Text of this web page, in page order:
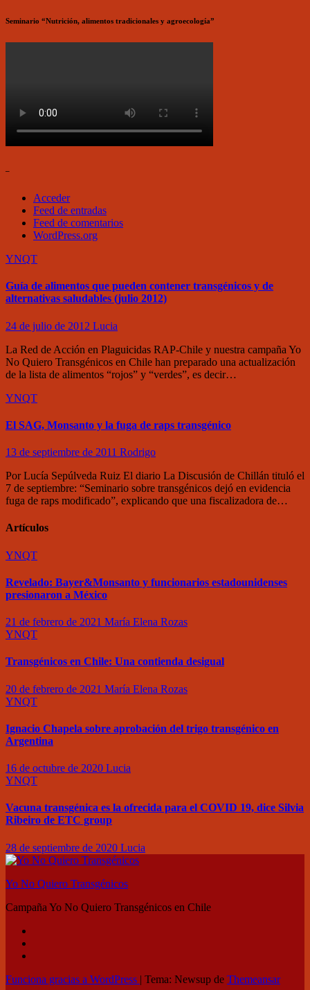
Seminario “Nutrición, alimentos tradicionales y agroecología”
–
Acceder
Feed de entradas
Feed de comentarios
WordPress.org
YNQT
Guía de alimentos que pueden contener transgénicos y de
alternativas saludables (julio 2012)
24 de julio de 2012 Lucia
La Red de Acción en Plaguicidas RAP-Chile y nuestra campaña Yo
No Quiero Transgénicos en Chile han preparado una actualización
de la lista de alimentos “rojos” y “verdes”, es decir…
YNQT
El SAG, Monsanto y la fuga de raps transgénico
13 de septiembre de 2011 Rodrigo
Por Lucía Sepúlveda Ruiz El diario La Discusión de Chillán tituló el
7 de septiembre: “Seminario sobre transgénicos dejó en evidencia
fuga de raps modificado”, explicando que una fiscalizadora de…
Artículos
YNQT
Revelado: Bayer&Monsanto y funcionarios estadounidenses
presionaron a México
21 de febrero de 2021 María Elena Rozas
YNQT
Transgénicos en Chile: Una contienda desigual
20 de febrero de 2021 María Elena Rozas
YNQT
Ignacio Chapela sobre aprobación del trigo transgénico en
Argentina
16 de octubre de 2020 Lucia
YNQT
Vacuna transgénica es la ofrecida para el COVID 19, dice Silvia
Ribeiro de ETC group
28 de septiembre de 2020 Lucia
Yo No Quiero Transgénicos
Campaña Yo No Quiero Transgénicos en Chile
Funciona gracias a WordPress | Tema: Newsup de Themeansar